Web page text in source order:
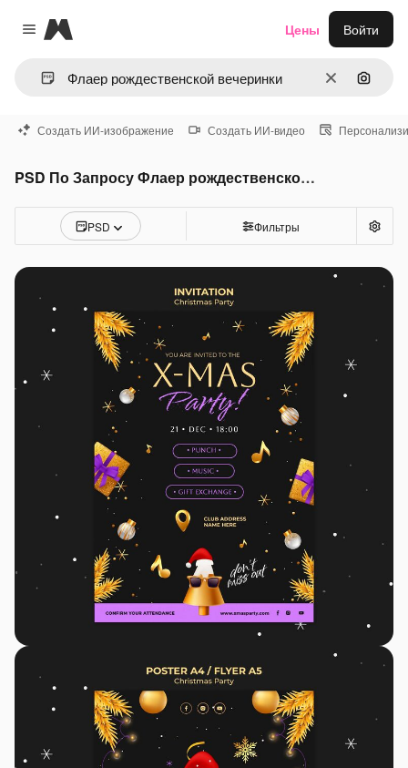
Close menu
Magnific
ОчиститьПоиск
Цены Войти
Создать ИИ-изображение Создать ИИ-видео
PSD По Запросу Флаер рождественской вечеринки
PSD Фильтры